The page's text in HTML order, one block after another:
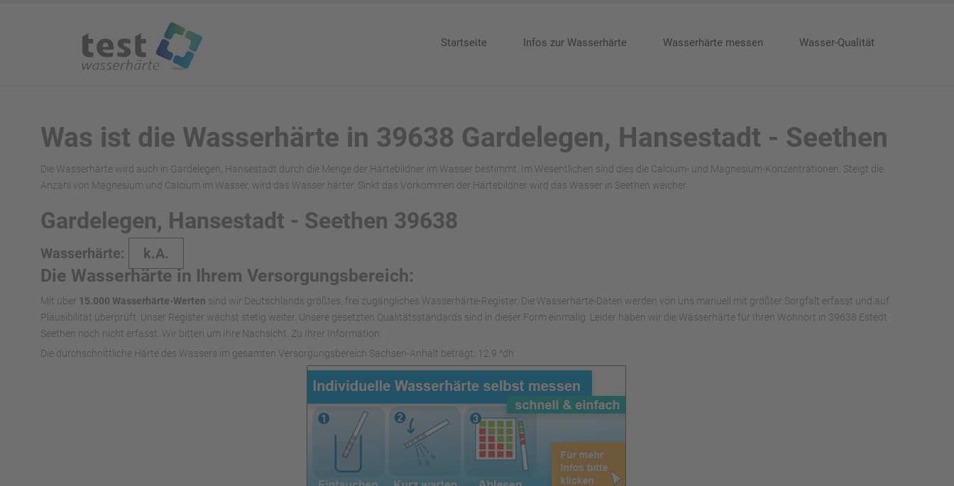
Startseite Infos zur Wasserhärte Wasserhärte messen Wasser-Qualität
Was ist die Wasserhärte in 39638 Gardelegen, Hansestadt - Seethen
Die Wasserhärte wird auch in Gardelegen, Hansestadt durch die Menge der Härtebildner im Wasser bestimmt. Im Wesentlichen sind dies die Calcium- und Magnesium-Konzentrationen. Steigt die
Anzahl von Magnesium und Calcium im Wasser, wird das Wasser härter. Sinkt das Vorkommen der Härtebildner wird das Wasser in Seethen weicher.
Gardelegen, Hansestadt - Seethen 39638
Wasserhärte: k.A.
Die Wasserhärte in Ihrem Versorgungsbereich:
Mit über 15.000 Wasserhärte-Werten sind wir Deutschlands größtes, frei zugängliches Wasserhärte-Register. Die Wasserhärte-Daten werden von uns manuell mit größter Sorgfalt erfasst und auf
Plausibilität überprüft. Unser Register wächst stetig weiter. Unsere gesetzten Qualitätsstandards sind in dieser Form einmalig. Leider haben wir die Wasserhärte für Ihren Wohnort in 39638 Estedt
Seethen noch nicht erfasst. Wir bitten um Ihre Nachsicht. Zu Ihrer Information:
Die durchschnittliche Härte des Wassers im gesamten Versorgungsbereich Sachsen-Anhalt beträgt: 12.9 °dh